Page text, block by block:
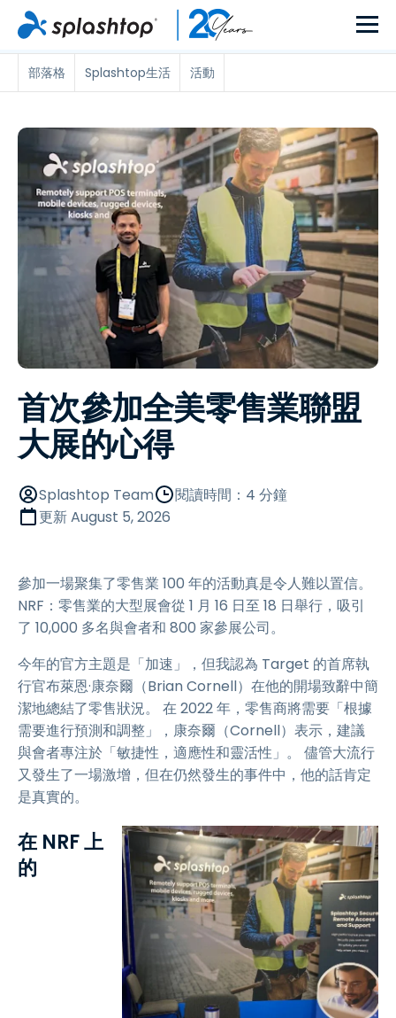
部落格 Splashtop生活 活動
首次參加全美零售業聯盟
大展的心得
Splashtop Team
閱讀時間：4 分鐘
更新August 5, 2026
參加一場聚集了零售業 100 年的活動真是令人難以置信。
NRF：零售業的大型展會從 1 月 16 日至 18 日舉行，吸引
了 10,000 多名與會者和 800 家參展公司。
今年的官方主題是「加速」，但我認為 Target 的首席執
行官布萊恩·康奈爾（Brian Cornell）在他的開場致辭中簡
潔地總結了零售狀況。 在 2022 年，零售商將需要「根據
需要進行預測和調整」，康奈爾（Cornell）表示，建議
與會者專注於「敏捷性，適應性和靈活性」。 儘管大流行
又發生了一場激增，但在仍然發生的事件中，他的話肯定
是真實的。
在 NRF 上
的